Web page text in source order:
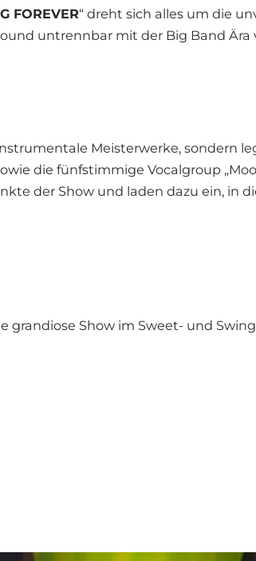
FOREVER“ dreht sich alles um die
untrennbar mit der Big Band Ära
Meisterwerke, sondern
die fünfstimmige Vocalgroup
der Show und laden dazu ein, in
grandiose Show im Sweet- und